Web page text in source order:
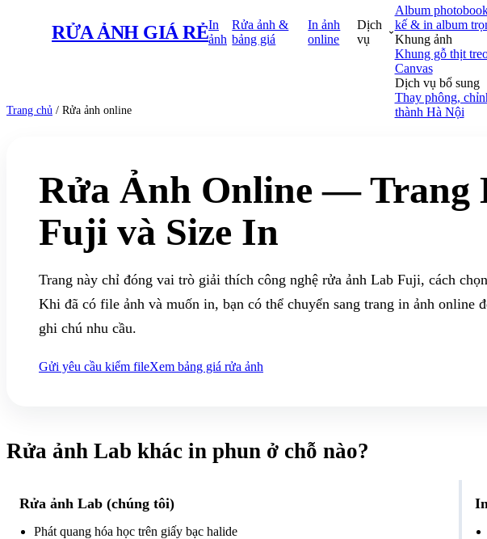
RỬA ẢNH GIÁ RẺIn
ảnh
Rửa ảnh &
bảng giá
In ảnh
online
Dịch
vụ
Album
kế & in album
Khung ảnh
Khung gỗ thịt
Canvas
Dịch vụ bổ sung
Thay phông,
thành Hà Nội
Trang chủ / Rửa ảnh online
Rửa Ảnh Online —Trang
Fuji và Size In
Trang này chỉ đóng vai trò giải thích công nghệ rửa ảnh Lab Fuji, cách
Khi đã có file ảnh và muốn in, bạn có thể chuyển sang trang in ảnh online
ghi chú nhu cầu.
Gửi yêu cầu kiểm fileXem bảng giá rửa ảnh
Rửa ảnh Lab khác in phun ở chỗ nào?
Rửa ảnh Lab (chúng tôi)
Phát quang hóa học trên giấy bạc halide